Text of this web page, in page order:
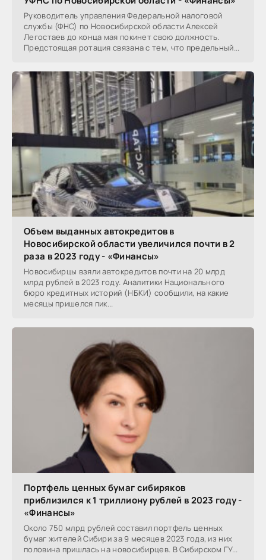
Руководитель управления Федеральной налоговой
службы (ФНС) по Новосибирской области Алексей
Легостаев до конца мая покинет свою должность.
Предстоящая ротация связана с тем, что предельный...
Объем выданных автокредитов в
Новосибирской области увеличился почти в 2
раза в 2023 году - «Финансы»
Новосибирцы взяли автокредитов почти на 20 млрд
млрд рублей в 2023 году. Аналитики Национального
бюро кредитных историй (НБКИ) сообщили, на какие
месяцы пришелся пик...
Портфель ценных бумаг сибиряков
приблизился к 1 триллиону рублей в 2023 году -
«Финансы»
Около 750 млрд рублей составил портфель ценных
бумаг жителей Сибири за 9 месяцев 2023 года, из них
половина пришлась на новосибирцев. В Сибирском ГУ...